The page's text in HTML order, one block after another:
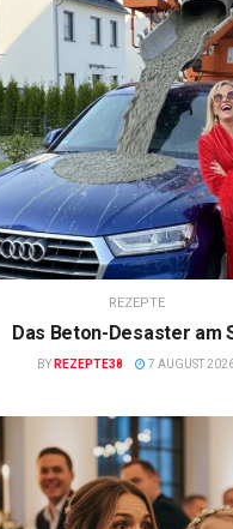
REZEPTE
Das Beton-Desaster am
BY REZEPTE38 7 AUGUST